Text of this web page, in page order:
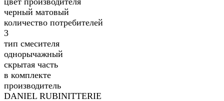
черный матовый
количество потребителей
3
тип смесителя
однорычажный
скрытая часть
в комплекте
производитель
DANIEL RUBINITTERIE